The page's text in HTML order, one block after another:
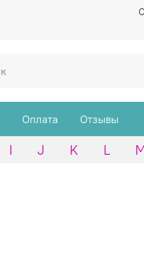
Оплата Отзывы
I J K L